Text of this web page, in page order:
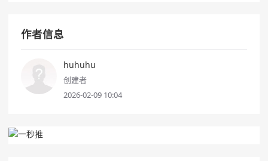
作者信息
huhuhu
创建者
2026-02-09 10:04